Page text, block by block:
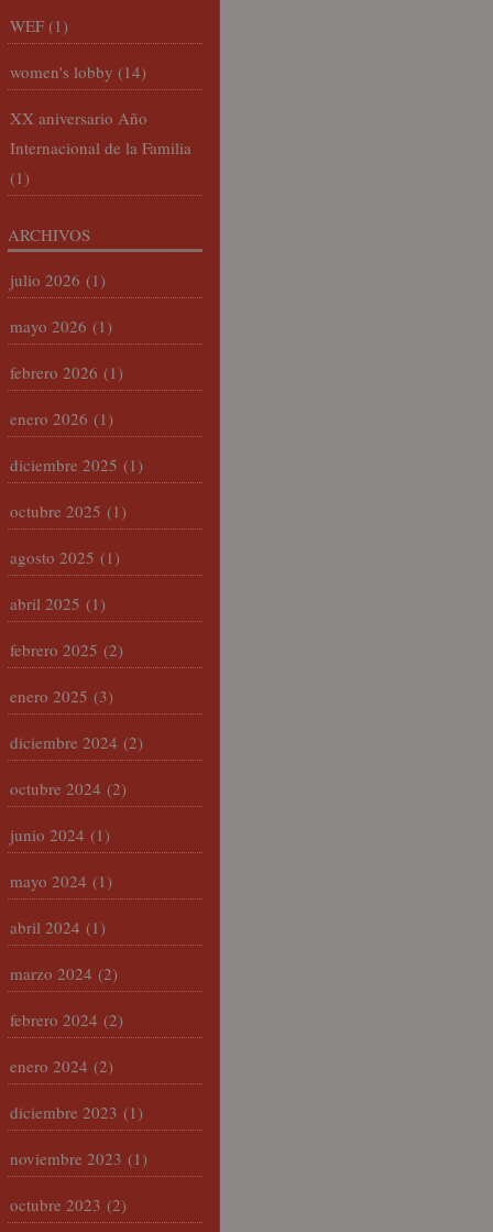
WEF (1)
women's lobby (14)
XX aniversario Año
Internacional de la Familia
(1)
ARCHIVOS
julio 2026 (1)
mayo 2026 (1)
febrero 2026 (1)
enero 2026 (1)
diciembre 2025 (1)
octubre 2025 (1)
agosto 2025 (1)
abril 2025 (1)
febrero 2025 (2)
enero 2025 (3)
diciembre 2024 (2)
octubre 2024 (2)
junio 2024 (1)
mayo 2024 (1)
abril 2024 (1)
marzo 2024 (2)
febrero 2024 (2)
enero 2024 (2)
diciembre 2023 (1)
noviembre 2023 (1)
octubre 2023 (2)